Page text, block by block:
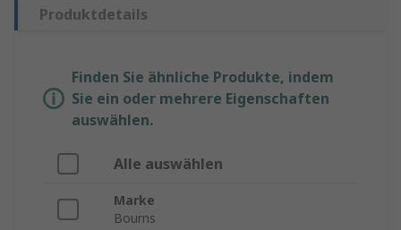
Produktdetails
Finden Sie ähnliche Produkte, indem
Sie ein oder mehrere Eigenschaften
auswählen.
Alle auswählen
Marke
Bourns